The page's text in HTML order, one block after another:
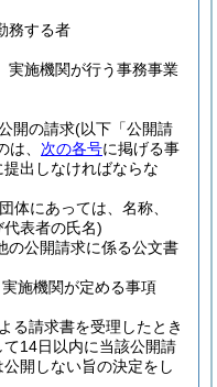
務する者
実施機関が行う事務事業
開の請求(以下「公開請
、 次の各号に掲げる事
出しなければならな
体にあっては、名称、
表者の氏名)
の公開請求に係る公文書
施機関が定める事項
る請求書を受理したとき
14日以内に当該公開請
開しない旨の決定をし